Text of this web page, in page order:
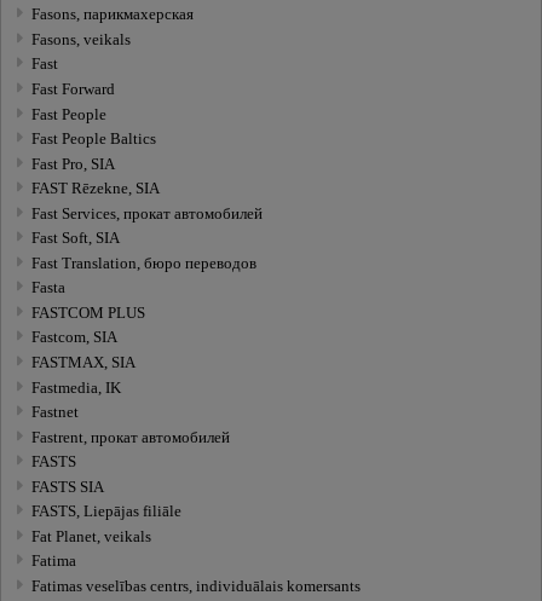
Fasons, парикмахерская
Fasons, veikals
Fast
Fast Forward
Fast People
Fast People Baltics
Fast Pro, SIA
FAST Rēzekne, SIA
Fast Services, прокат автомобилей
Fast Soft, SIA
Fast Translation, бюро переводов
Fasta
FASTCOM PLUS
Fastcom, SIA
FASTMAX, SIA
Fastmedia, IK
Fastnet
Fastrent, прокат автомобилей
FASTS
FASTS SIA
FASTS, Liepājas filiāle
Fat Planet, veikals
Fatima
Fatimas veselības centrs, individuālais komersants